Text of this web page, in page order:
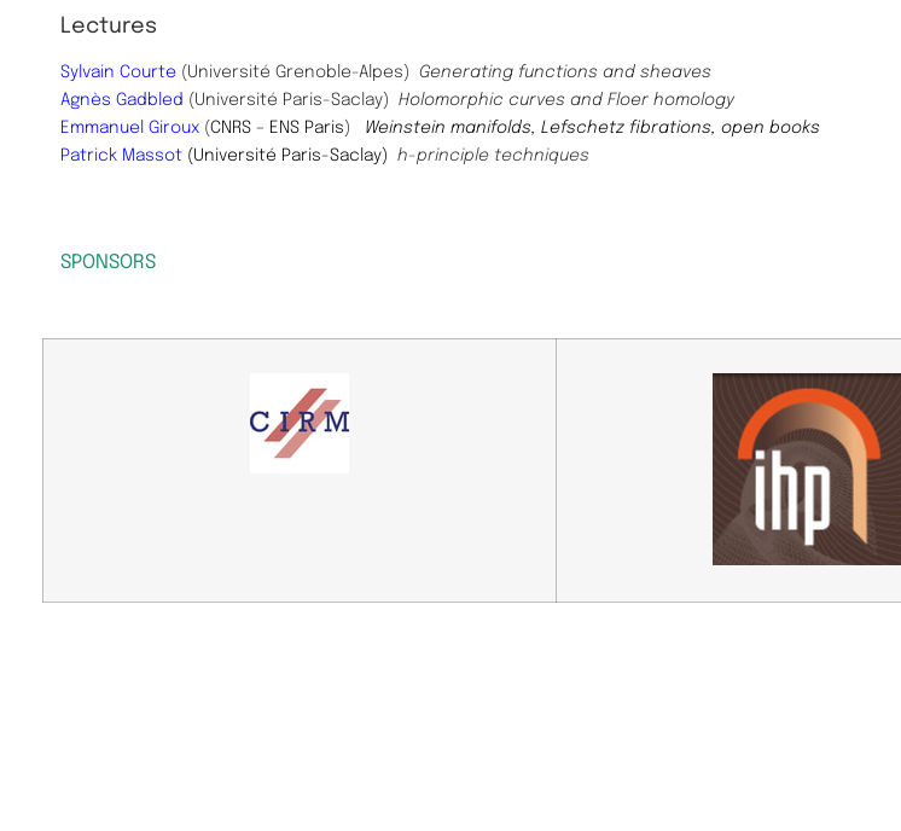
Lectures
Sylvain Courte (Université Grenoble-Alpes) Generating functions and sheaves
Agnès Gadbled (Université Paris-Saclay)
Holomorphic curves and Floer homology
Emmanuel Giroux (CNRS – ENS Paris ) Weinstein manifolds, Lefschetz fibrations, open books
Patrick Massot (Université Paris-Saclay) h-principle techniques
SPONSORS